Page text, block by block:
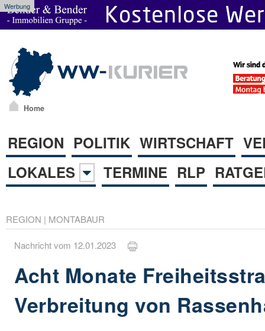
Werbung
Home
REGION POLITIK WIRTSCHAFT
LOKALES
TERMINE RLP
REGION | MONTABAUR
Nachricht vom 12.01.2023
Acht Monate
Verbreitung von